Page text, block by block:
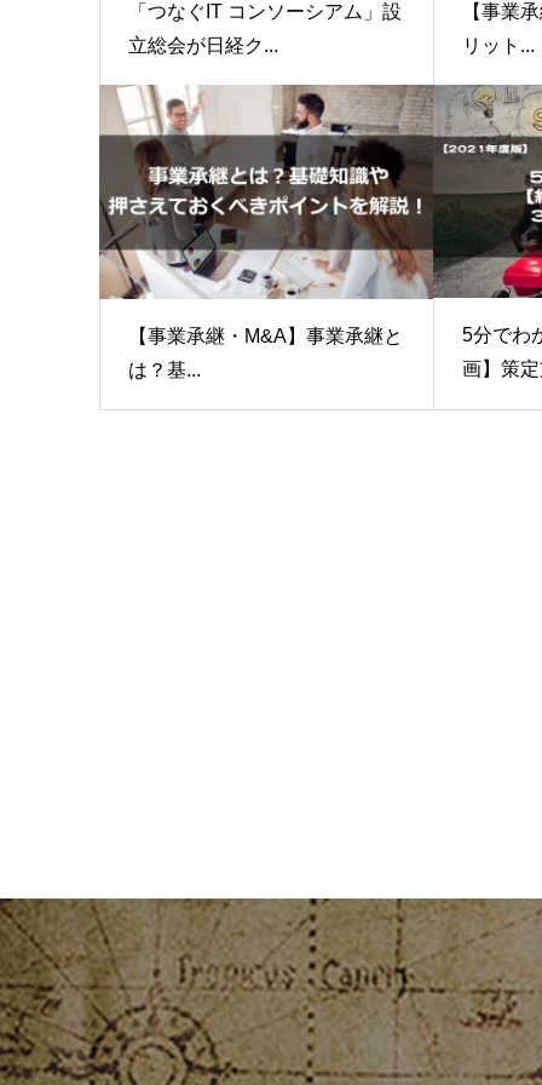
「つなぐIT コンソーシアム」設
立総会が日経ク...
【事業
リット...
【事業承継・M&A】事業承継と
は？基...
5分でわ
画】策